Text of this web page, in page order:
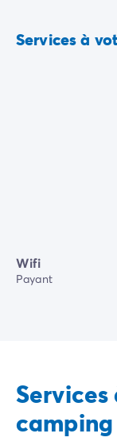
Services à
Wifi
Payant
camping